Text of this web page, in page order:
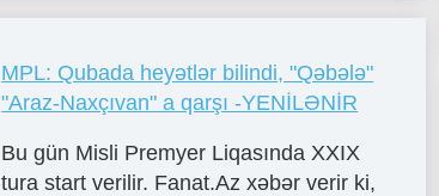
MPL: Qubada heyətlər bilindi, "Qəbələ"
"Araz-Naxçıvan" a qarşı -YENİLƏNİR
Bu gün Misli Premyer Liqasında XXIX
tura start verilir. Fanat.Az xəbər verir ki,